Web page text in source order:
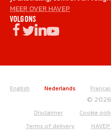
MEER OVER HAVEP
VOLG ONS
English Nederlands
© 2026
Disclaimer Cookie
Terms of delivery